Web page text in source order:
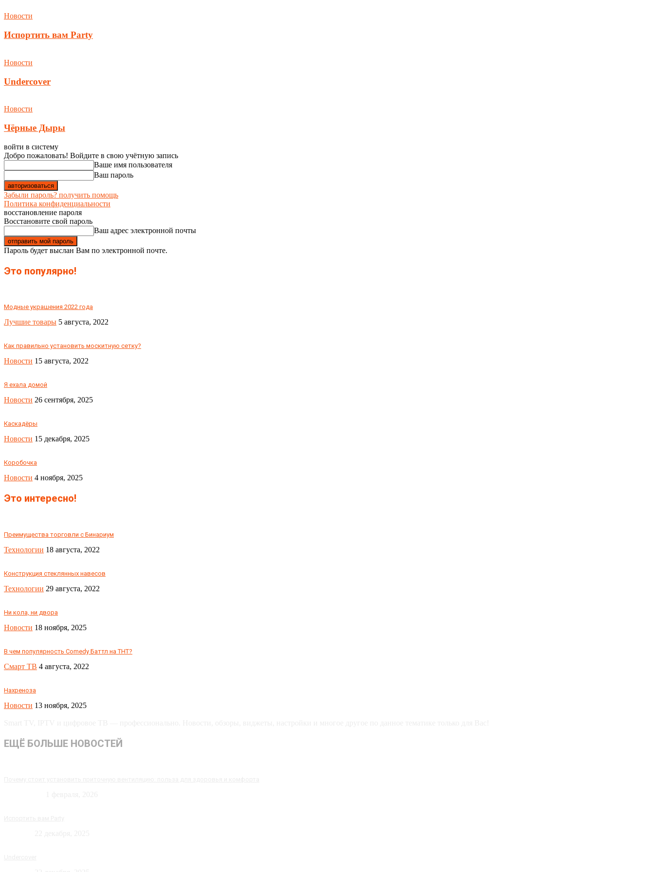
Новости
Испортить вам Party
Новости
Undercover
Новости
Чёрные Дыры
войти в систему
Добро пожаловать! Войдите в свою учётную запись
Ваше имя пользователя
Ваш пароль
Забыли пароль? получить помощь
Политика конфиденциальности
восстановление пароля
Восстановите свой пароль
Ваш адрес электронной почты
Пароль будет выслан Вам по электронной почте.
Это популярно!
Модные украшения 2022 года
Лучшие товары 5 августа, 2022
Как правильно установить москитную сетку?
Новости 15 августа, 2022
Я ехала домой
Новости 26 сентября, 2025
Каскадёры
Новости 15 декабря, 2025
Коробочка
Новости 4 ноября, 2025
Это интересно!
Преимущества торговли с Бинариум
Технологии 18 августа, 2022
Конструкция стеклянных навесов
Технологии 29 августа, 2022
Ни кола, ни двора
Новости 18 ноября, 2025
В чем популярность Comedy Баттл на ТНТ?
Смарт ТВ 4 августа, 2022
Нахреноза
Новости 13 ноября, 2025
ЕЩЁ БОЛЬШЕ НОВОСТЕЙ